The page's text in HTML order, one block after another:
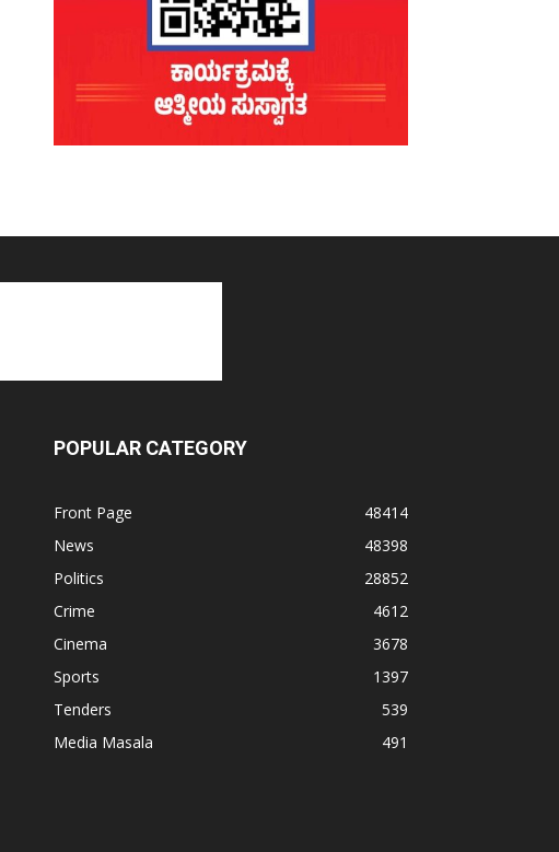
POPULAR CATEGORY
Front Page
48414
News
48398
Politics
28852
Crime
4612
Cinema
3678
Sports
1397
Tenders
539
Media Masala
491